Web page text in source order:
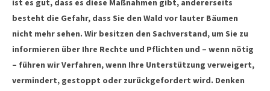
ist es gut, dass es diese Maßnahmen gibt, andererseits
besteht die Gefahr, dass Sie den Wald vor lauter Bäumen
nicht mehr sehen. Wir besitzen den Sachverstand, um Sie zu
informieren über Ihre Rechte und Pflichten und – wenn nötig
– führen wir Verfahren, wenn Ihre Unterstützung verweigert,
vermindert, gestoppt oder zurückgefordert wird. Denken